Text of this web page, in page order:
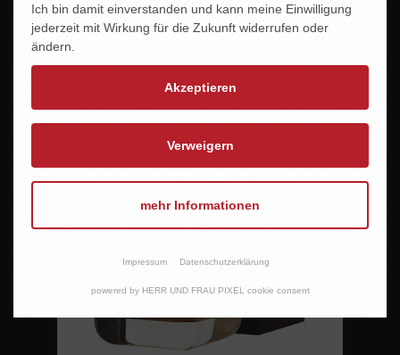
Ich bin damit einverstanden und kann meine Einwilligung
jederzeit mit Wirkung für die Zukunft widerrufen oder
ändern.
Akzeptieren
Verweigern
mehr Informationen
Impressum Datenschutzerklärung
powered by HERR UND FRAU PIXEL cookie consent